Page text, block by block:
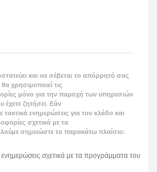
και να σέβεται το απόρρητό σας
θα χρησιμοποιεί τις
μόνο για την παροχή των υπηρεσιών
έχετε ζητήσει. Εάν
τακτικά ενημερώσεις για τον κλάδο και
σχετικά με τα
σημειώστε το παρακάτω πλαίσιο:
σχετικά με τα προγράμματα του